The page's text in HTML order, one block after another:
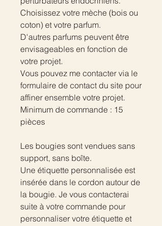
Choisissez votre mèche (bois ou
coton) et votre parfum.
D'autres parfums peuvent être
envisageables en fonction de
votre projet.
Vous pouvez me contacter via le
formulaire de contact du site pour
affiner ensemble votre projet.
Minimum de commande : 15
pièces
Les bougies sont vendues sans
support, sans boîte.
Une étiquette personnalisée est
insérée dans le cordon autour de
la bougie. Je vous contacterai
suite à votre commande pour
personnaliser votre étiquette et